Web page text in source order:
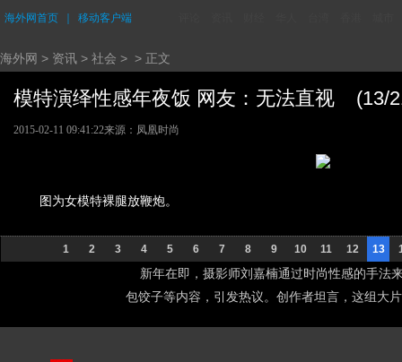
海外网首页 移动客户端
海外网 > 资讯 > 社会 > > 正文
模特演绎性感年夜饭 网友：无法直视 (13/
2015-02-11 09:41:22来源：凤凰时尚
图为女模特裸腿放鞭炮。
1 2 3 4 5 6 7 8 9 10 11 12 13
新年在即，摄影师刘嘉楠通过时尚性感的手法
包饺子等内容，引发热议。创作者坦言，这组大